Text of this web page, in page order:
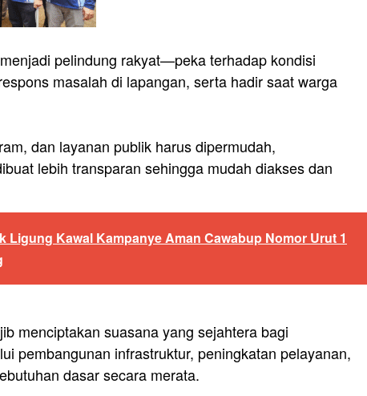
pelindung rakyat—peka terhadap kondisi
masalah di lapangan, serta hadir saat warga
dan layanan publik harus dipermudah,
lebih transparan sehingga mudah diakses dan
Ligung Kawal Kampanye Aman Cawabup Nomor Urut 1
menciptakan suasana yang sejahtera bagi
pembangunan infrastruktur, peningkatan pelayanan,
dasar secara merata.